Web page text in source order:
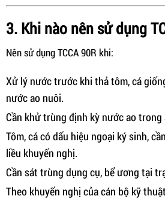
3. Khi nào nên sử dụng
Nên sử dụng TCCA 90R khi:
Xử lý nước trước khi thả tôm, cá
nước ao nuôi.
Cần khử trùng định kỳ nước ao
Tôm, cá có dấu hiệu ngoại ký sinh,
liều khuyến nghị.
Cần sát trùng dụng cụ, bể ương tại
Theo khuyến nghị của cán bộ kỹ